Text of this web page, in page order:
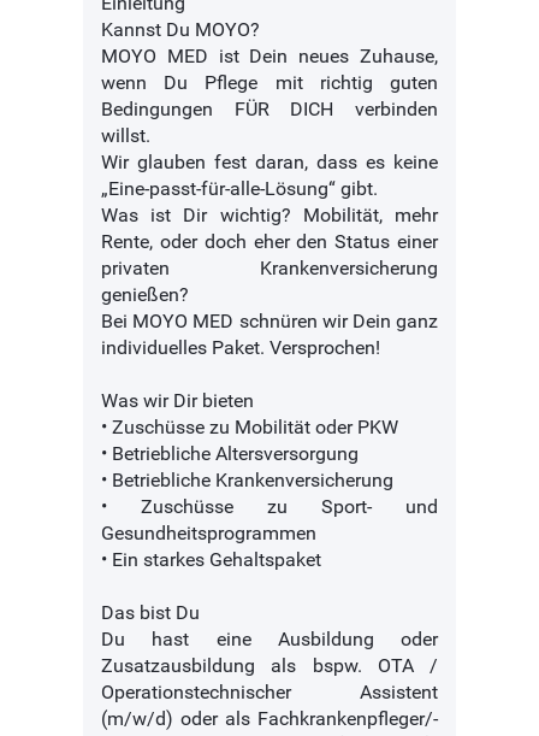
Kannst Du MOYO?
MOYO MED ist Dein neues Zuhause,
wenn Du Pflege mit richtig guten
Bedingungen FÜR DICH verbinden
willst.
Wir glauben fest daran, dass es keine
„Eine-passt-für-alle-Lösung“ gibt.
Was ist Dir wichtig? Mobilität, mehr
Rente, oder doch eher den Status einer
privaten Krankenversicherung
genießen?
Bei MOYO MED schnüren wir Dein ganz
individuelles Paket. Versprochen!
Was wir Dir bieten
• Zuschüsse zu Mobilität oder PKW
• Betriebliche Altersversorgung
• Betriebliche Krankenversicherung
• Zuschüsse zu Sport- und
Gesundheitsprogrammen
• Ein starkes Gehaltspaket
Das bist Du
Du hast eine Ausbildung oder
Zusatzausbildung als bspw. OTA /
Operationstechnischer Assistent
(m/w/d) oder als Fachkrankenpfleger/-